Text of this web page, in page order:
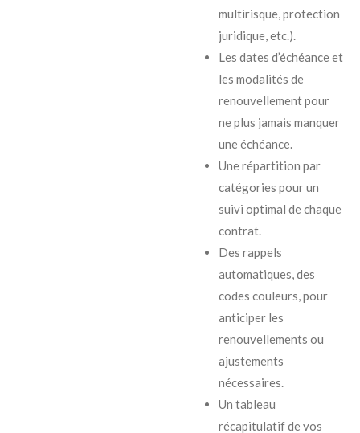
multirisque, protection
juridique, etc.).
Les dates d’échéance et
les modalités de
renouvellement pour
ne plus jamais manquer
une échéance.
Une répartition par
catégories pour un
suivi optimal de chaque
contrat.
Des rappels
automatiques, des
codes couleurs, pour
anticiper les
renouvellements ou
ajustements
nécessaires.
Un tableau
récapitulatif de vos